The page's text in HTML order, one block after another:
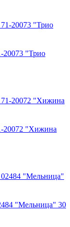
20073 "Трио
20072 "Хижина
"Мельница" 30